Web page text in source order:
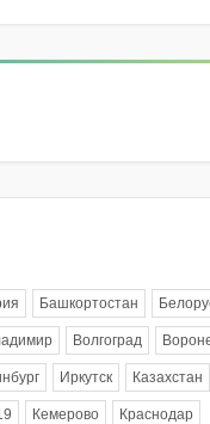
Башкортостан
Волгоград
Иркутск Казахстан
Кемерово Краснодар